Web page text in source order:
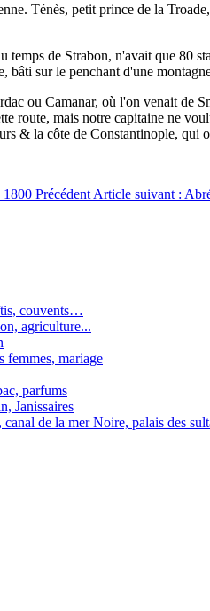
Ténès, petit prince de la
de Strabon, n'avait que 80
sur le penchant d'une
ou Camanar, où l'on venait de
route, mais notre capitaine ne
& la côte de Constantinople, qui
1800 Précédent Article suivant :
couvents…
agriculture...
femmes, mariage
parfums
Janissaires
de la mer Noire, palais des